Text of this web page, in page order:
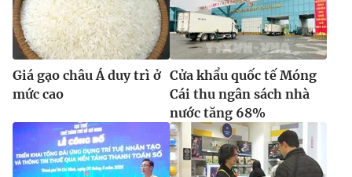
Theo dõi báo trên
Cơ quan chủ quản:
Đài Truyền hình Việt Nam
Cơ quan báo chí:Thời báo VTV
Giấy phép hoạt động báo in và báo điện tử số 483/GP-BTTTT
cấp ngày 29/12/2023
Giá gạo châu Á duy trì ở
mức cao
Cửa khẩu quốc tế Móng
Cái thu ngân sách nhà
nước tăng 68%